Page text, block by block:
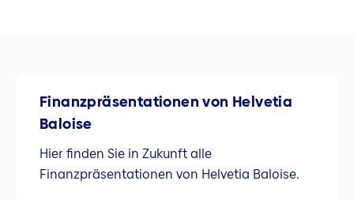
Finanzpräsentationen von Helvetia
Baloise
Hier finden Sie in Zukunft alle
Finanzpräsentationen von Helvetia Baloise.